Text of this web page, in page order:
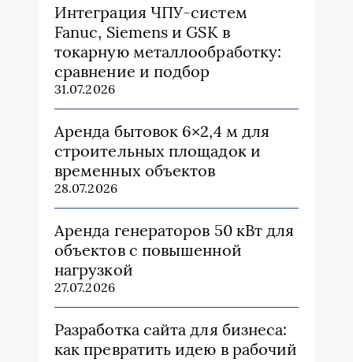
Интеграция ЧПУ-систем
Fanuc, Siemens и GSK в
токарную металлообработку:
сравнение и подбор
31.07.2026
Аренда бытовок 6×2,4 м для
строительных площадок и
временных объектов
28.07.2026
Аренда генераторов 50 кВт для
объектов с повышенной
нагрузкой
27.07.2026
Разработка сайта для бизнеса:
как превратить идею в рабочий